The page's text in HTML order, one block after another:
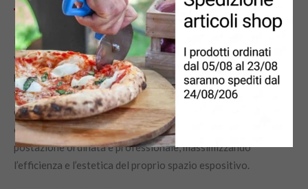
L’espositore accessori Clementi è ideale per organizzare e
valorizzare al meglio tutti gli accessori della gamma. Dalle
palette alle teglie, rappresenta la soluzione perfetta per
tenere in ordine strumenti di lavoro e utensili da cucina,
consentendo di esporre in modo funzionale e accattivante
ogni accessorio. Ottimale per chi desidera mantenere una
postazione ordinata e professionale, massimizzando
l’efficienza e l’estetica del proprio spazio espositivo.